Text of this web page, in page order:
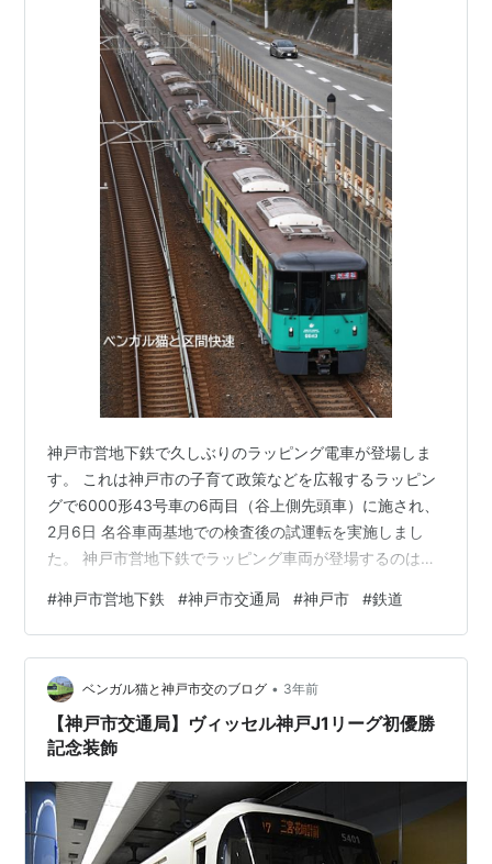
神戸市営地下鉄で久しぶりのラッピング電車が登場しま
す。 これは神戸市の子育て政策などを広報するラッピン
グで6000形43号車の6両目（谷上側先頭車）に施され、
2月6日 名谷車両基地での検査後の試運転を実施しまし
た。 神戸市営地下鉄でラッピング車両が登場するのは
の6000形にとっては初めてのラッピングです。 ちなみ
に、2017年～2021年に3000形26号車を用いた市電デザ
イン列車は塗装でしたが。久々に普段と異なった地下鉄
車両ということとなりそうです。
bengal103kobecity.hatenablog.com 運行期間は2026…
#神戸市営地下鉄 #神戸市交通局 #神戸市 #鉄道
ベンガル猫と神戸市交のブログ • 3年前
【神戸市交通局】ヴィッセル神戸J1リーグ初優勝
記念装飾